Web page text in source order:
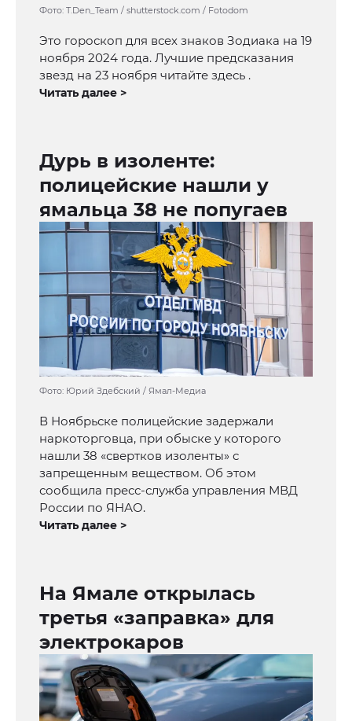
Фото: T.Den_Team / shutterstock.com / Fotodom
Это гороскоп для всех знаков Зодиака на 19
ноября 2024 года. Лучшие предсказания
звезд на 23 ноября читайте здесь .
Читать далее >
Дурь в изоленте:
полицейские нашли у
ямальца 38 не попугаев
Фото: Юрий Здебский / Ямал-Медиа
В Ноябрьске полицейские задержали
наркоторговца, при обыске у которого
нашли 38 «свертков изоленты» с
запрещенным веществом. Об этом
сообщила пресс-служба управления МВД
России по ЯНАО.
Читать далее >
На Ямале открылась
третья «заправка» для
электрокаров